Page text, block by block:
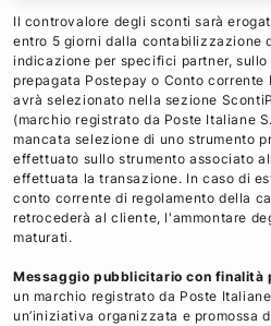
Il controvalore degli sconti sarà
entro 5 giorni dalla contabilizzazione
indicazione per specifici partner,
prepagata Postepay o Conto
avrà selezionato nella sezione
(marchio registrato da Poste Italiane
mancata selezione di uno strumento
effettuato sullo strumento associato
effettuata la transazione. In caso di
conto corrente di regolamento della
retrocederà al cliente, l'ammontare
maturati.
Messaggio pubblicitario con finalità
un marchio registrato da Poste
un’iniziativa organizzata e promossa